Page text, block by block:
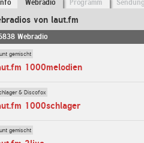
Info Webradio Programm
von laut.fm
Webradio
gemischt
1000melodien
& Discofox
1000schlager
gemischt